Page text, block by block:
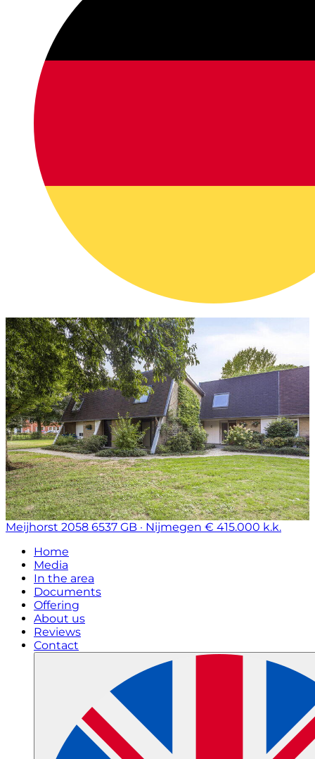
Meijhorst 2058 6537 GB · Nijmegen € 415.000 k.k.
Home
Media
In the area
Documents
Offering
About us
Reviews
Contact